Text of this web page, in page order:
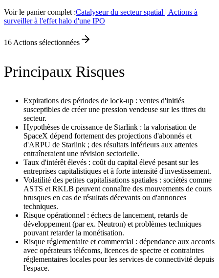
Voir le panier complet :Catalyseur du secteur spatial | Actions à
surveiller à l'effet halo d'une IPO
16 Actions sélectionnées
Principaux Risques
Expirations des périodes de lock-up : ventes d'initiés
susceptibles de créer une pression vendeuse sur les titres du
secteur.
Hypothèses de croissance de Starlink : la valorisation de
SpaceX dépend fortement des projections d'abonnés et
d'ARPU de Starlink ; des résultats inférieurs aux attentes
entraîneraient une révision sectorielle.
Taux d'intérêt élevés : coût du capital élevé pesant sur les
entreprises capitalistiques et à forte intensité d'investissement.
Volatilité des petites capitalisations spatiales : sociétés comme
ASTS et RKLB peuvent connaître des mouvements de cours
brusques en cas de résultats décevants ou d'annonces
techniques.
Risque opérationnel : échecs de lancement, retards de
développement (par ex. Neutron) et problèmes techniques
pouvant retarder la monétisation.
Risque réglementaire et commercial : dépendance aux accords
avec opérateurs télécoms, licences de spectre et contraintes
réglementaires locales pour les services de connectivité depuis
l'espace.